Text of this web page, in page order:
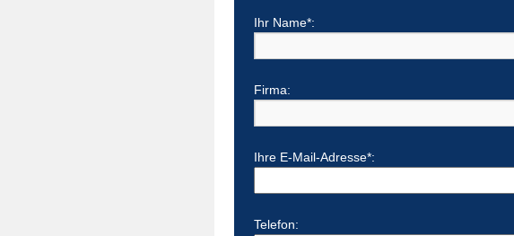
Ihr Name*:
Firma:
Ihre E-Mail-Adresse*:
Telefon: